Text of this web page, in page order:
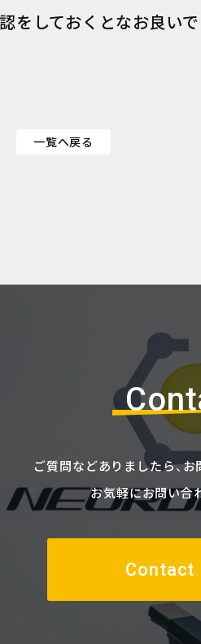
をしておくとなお良いで
一覧へ戻る
ご質問などありましたら、お
お気軽にお問い合
Contact